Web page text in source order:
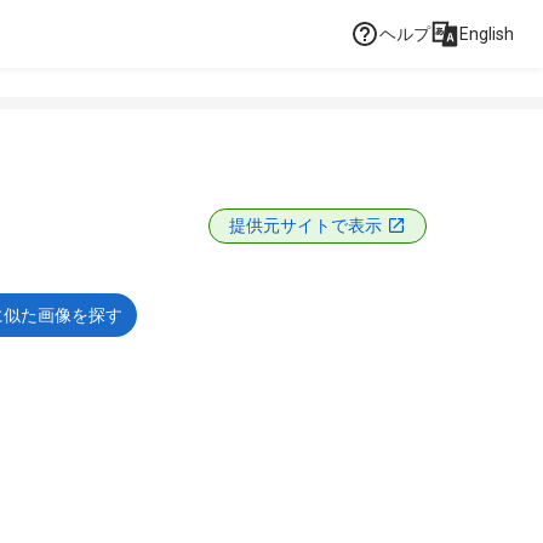
ヘルプ English
提供元サイトで表示
た画像を探す